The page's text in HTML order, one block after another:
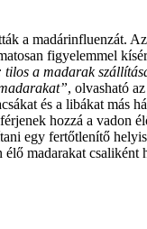
a madárinfluenzát.
figyelemmel
tilos a madarak
, olvasható
és a libákat más
hozzá a vadon
egy fertőtlenítő
madarakat csaliként